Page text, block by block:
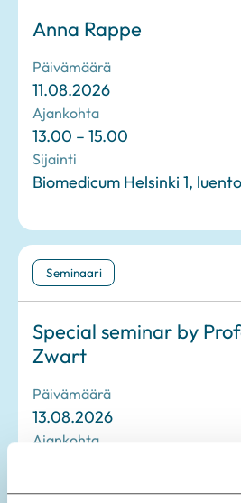
Anna Rappe
Päivämäärä
11.08.2026
Ajankohta
13.00 – 15.00
Sijainti
Biomedicum Helsinki 1,
Seminaari
Special seminar by
Zwart
Päivämäärä
13.08.2026
Ajankohta